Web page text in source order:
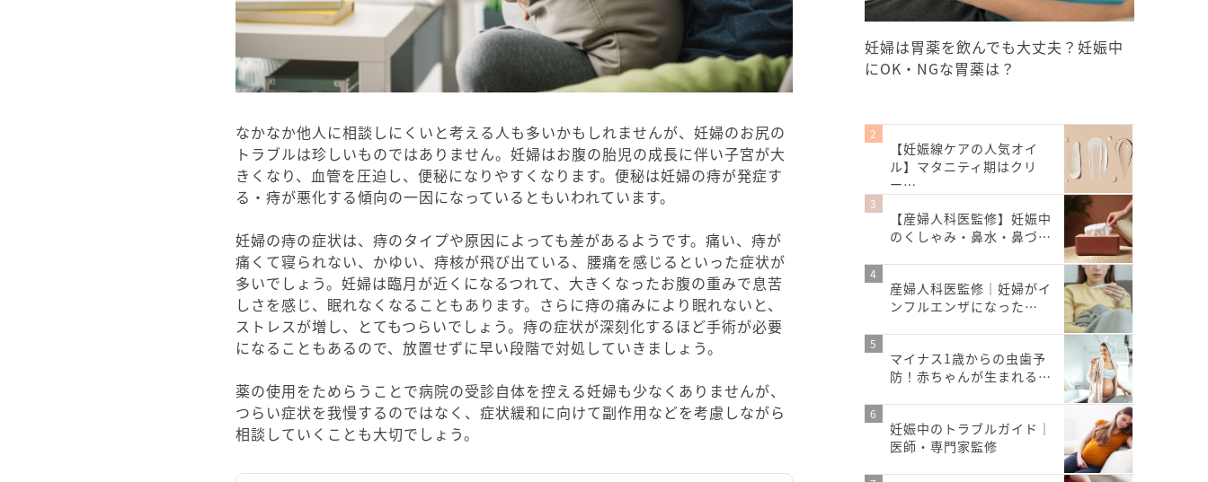
なかなか他人に相談しにくいと考える人も多いかもしれませんが、妊婦のお尻の
トラブルは珍しいものではありません。妊婦はお腹の胎児の成長に伴い子宮が大
きくなり、血管を圧迫し、便秘になりやすくなります。便秘は妊婦の痔が発症す
る・痔が悪化する傾向の一因になっているともいわれています。
妊婦の痔の症状は、痔のタイプや原因によっても差があるようです。痛い、痔が
痛くて寝られない、かゆい、痔核が飛び出ている、腰痛を感じるといった症状が
多いでしょう。妊婦は臨月が近くになるつれて、大きくなったお腹の重みで息苦
しさを感じ、眠れなくなることもあります。さらに痔の痛みにより眠れないと、
ストレスが増し、とてもつらいでしょう。痔の症状が深刻化するほど手術が必要
になることもあるので、放置せずに早い段階で対処していきましょう。
薬の使用をためらうことで病院の受診自体を控える妊婦も少なくありませんが、
つらい症状を我慢するのではなく、症状緩和に向けて副作用などを考慮しながら
相談していくことも大切でしょう。
妊婦は胃薬を飲んでも大丈夫？妊娠中
にOK・NGな胃薬は？
【妊娠線ケアの人気オイ
ル】マタニティ期はクリ
ー…
【産婦人科医監修】妊娠中
のくしゃみ・鼻水・鼻づ…
産婦人科医監修｜妊婦がイ
ンフルエンザになった…
マイナス1歳からの虫歯予
防！赤ちゃんが生まれる…
妊娠中のトラブルガイド｜
医師・専門家監修